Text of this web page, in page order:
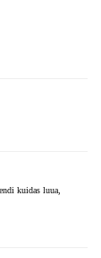
kuidas luua,